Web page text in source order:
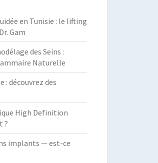
en Tunisie : le lifting
Gam
des Seins :
Naturelle
: découvrez des
High Definition
?
implants — est-ce